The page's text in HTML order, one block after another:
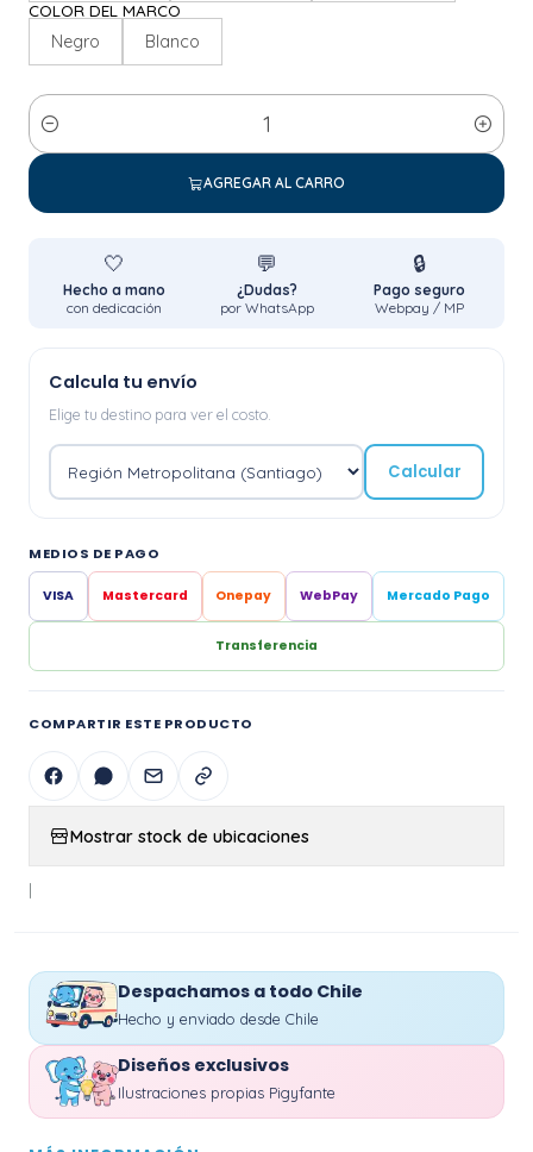
COLOR DEL MARCO
Negro Blanco
Cantidad
AGREGAR AL CARRO
🤍
Hecho a mano
con dedicación
💬
¿Dudas?
por WhatsApp
🔒
Pago seguro
Webpay / MP
Calcula tu envío
Elige tu destino para ver el costo.
Calcular
MEDIOS DE PAGO
VISA Mastercard Onepay WebPay Mercado Pago
Transferencia
COMPARTIR ESTE PRODUCTO
Mostrar stock de ubicaciones
|
Despachamos a todo Chile
Hecho y enviado desde Chile
Diseños exclusivos
Ilustraciones propias Pigyfante